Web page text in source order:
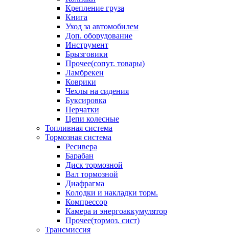
Крепление груза
Книга
Уход за автомобилем
Доп. оборудование
Инструмент
Брызговики
Прочее(сопут. товары)
Ламбрекен
Коврики
Чехлы на сидения
Буксировка
Перчатки
Цепи колесные
Топливная система
Тормозная система
Ресивера
Барабан
Диск тормозной
Вал тормозной
Диафрагма
Колодки и накладки торм.
Компрессор
Камера и энергоаккумулятор
Прочее(тормоз. сист)
Трансмиссия